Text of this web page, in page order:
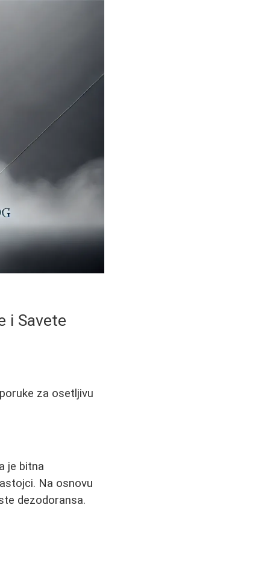
i Savete
za osetljivu
je bitna
Na osnovu
dezodoransa.